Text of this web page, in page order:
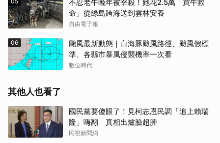
不忍老牛晚年被宰殺！她花2.5萬「買牛救
命」從綠島跨海送到雲林安養
自由電子報
06
颱風最新動態｜白海豚颱風路徑、颱風假標
準、各縣市暴風侵襲機率一次看
數位時代
其他人也看了
國民黨要傻眼了！見柯志恩民調「追上賴瑞
隆」嗨翻 真相出爐臉超腫
民視新聞網